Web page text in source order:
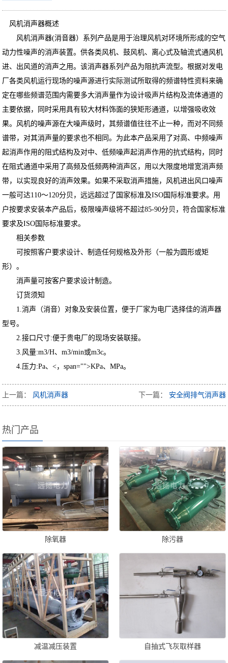
风机消声器概述
风机消声器(消音器）系列产品是用于治理风机对环境所形成的空气
动力性噪声的消声装置。供各类风机、鼓风机、离心式及轴流式通风机
进、出风道的消声之用。该消声器系列产品为阻抗声流型。根据对发电
厂各类风机运行现场的噪声源进行实际测试所取得的频谱特性资料来确
定在哪些频谱范围内需要多大消声量作为设计吸声片结构及流体通道的
主要依据，同时采用具有较大材料饰面的狭矩形通道，以增强吸收效
果。风机的噪声源在大噪声级时，其频谱值往往不止一种，而对不同频
谱带，对其消声量的要求也不相同。为此本产品采用了对高、中频噪声
起消声作用的阻式结构及对中、低频噪声起消声作用的抗式结构，同时
在阻式通道中采用了高频及低频两种消声区，用以大限度地增宽消声频
带，以实现良好的消声效果。如果不采取消声措施，风机进出风口噪声
一般可达110～120分贝，远远超过了国家标准及ISO国际标准要求。用
户按要求安装本产品后，极限噪声级将不超过85-90分贝，符合国家标准
要求及ISO国际标准要求。
相关参数
可按照客户要求设计、制造任何规格及外形（一般为圆形或矩
形）。
消声量可按客户要求设计制造。
订货须知
1.消声（消音）对象及安装位置，便于厂家为电厂选择佳的消声器
型号。
2.接口尺寸:便于贵电厂的现场安装联接。
3.风量:m3/H、m3/min或m3c。
4.压力:Pa、<，span="">KPa、MPa。
上一篇： 风机消声器 下一篇： 安全阀排气消声器
热门产品
除氧器 除污器
减温减压装置 自抽式飞灰取样器